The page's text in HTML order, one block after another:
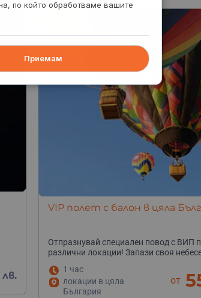
VIP полет с балон в цяла
Отпразнувай специален повод с ВИП
различни локации! Запази своя
1 час
локации в цяла
България
от
по който обработваме вашите
Приемам